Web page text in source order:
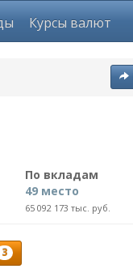
Курсы валют
По вкладам
49 место
65 092 173 тыс. руб.
3